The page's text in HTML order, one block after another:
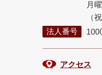
月
（
法人番号
アクセス